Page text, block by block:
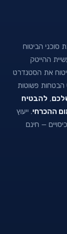
סוכני הביטוח
40+ שנה בתעשיית ההייטק
את הסטנדרט
הבטחות פשוטות
, להבטיח
ההכרחי. ייעוץ
— חינם